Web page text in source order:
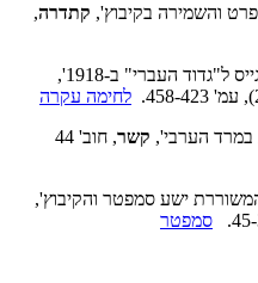
קתדרה,
לחימה עקרה
במרד הערבי', קשר
, חוב' 44
סמפטר